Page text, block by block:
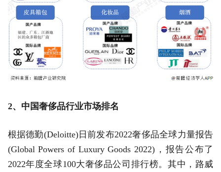
2、中国奢侈品行业市场排名
根据德勤(Deloitte)日前发布2022奢侈品全球力量报告
(Global Powers of Luxury Goods 2022)，报告公布了
2022年度全球100大奢侈品公司排行榜。其中，路威